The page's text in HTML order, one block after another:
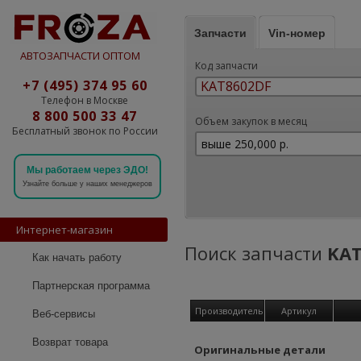
АВТОЗАПЧАСТИ ОПТОМ
+7 (495) 374 95 60
Телефон в Москве
8 800 500 33 47
Бесплатный звонок по России
Мы работаем через ЭДО!
Узнайте больше у наших менеджеров
Интернет-магазин
Как начать работу
Партнерская программа
Веб-сервисы
Возврат товара
Запчасти Vin-номер
Код запчасти
Объем закупок в месяц
Поиск запчасти
Производитель Артикул
Оригинальные детали